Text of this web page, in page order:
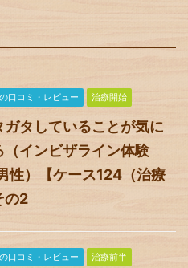
口コミ・レビュー 治療開始
ガタしていることが気に
（インビザライン体験
性）【ケース124（治療
の2
口コミ・レビュー 治療前半